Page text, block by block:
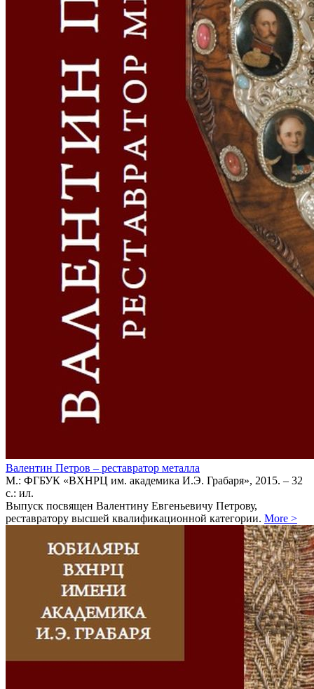
Валентин Петров – реставратор металла
М.: ФГБУК «ВХНРЦ им. академика И.Э. Грабаря», 2015. – 32
с.: ил.
Выпуск посвящен Валентину Евгеньевичу Петрову,
реставратору высшей квалификационной категории. More >